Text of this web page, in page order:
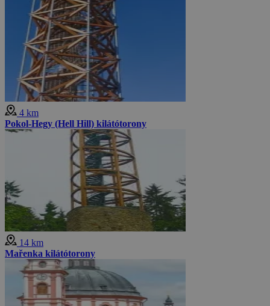
4 km
Pokol-Hegy (Hell Hill) kilátótorony
14 km
Mařenka kilátótorony